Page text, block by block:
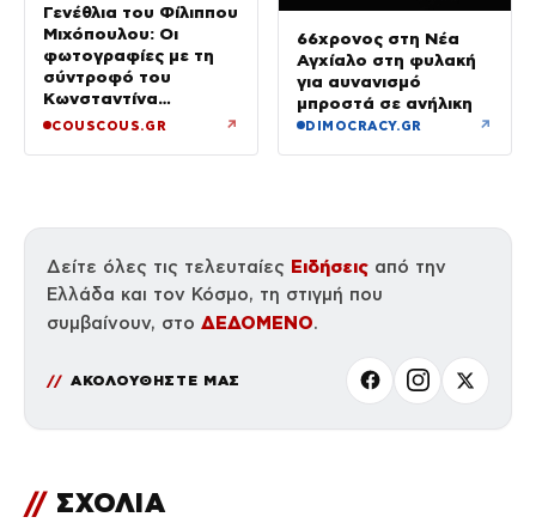
Γενέθλια του Φίλιππου
Μιχόπουλου: Οι
φωτογραφίες με τη
σύντροφό του
Κωνσταντίνα
Ευρυπίδου και το
COUSCOUS.GR ↗
66χρονος στη Νέα
Αγχίαλο στη φυλακή
για αυνανισμό
μπροστά σε ανήλικη
DIMOCRACY.GR ↗
Δείτε όλες τις τελευταίες Ειδήσεις από την
Ελλάδα και τον Κόσμο, τη στιγμή που
συμβαίνουν, στο ΔΕΔΟΜΕΝΟ.
ΑΚΟΛΟΥΘΗΣΤΕ ΜΑΣ
// ΣΧΟΛΙΑ